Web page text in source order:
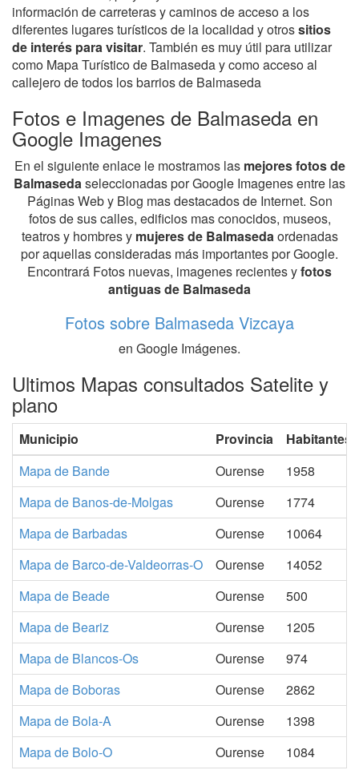
información de carreteras y caminos de acceso a los
diferentes lugares turísticos de la localidad y otrossitios
de interés para visitar. También es muy útil para utilizar
como Mapa Turístico de Balmaseda y como acceso al
callejero de todos los barrios de Balmaseda
Fotos e Imagenes de Balmaseda en
Google Imagenes
En el siguiente enlace le mostramos las mejores fotos de
Balmasedaseleccionadas por Google Imagenes entre las
Páginas Web y Blog mas destacados de Internet. Son
fotos de sus calles, edificios mas conocidos, museos,
teatros y hombres y mujeres de Balmasedaordenadas
por aquellas consideradas más importantes por Google.
Encontrará Fotos nuevas, imagenes recientes yfotos
antiguas de Balmaseda
Fotos sobre Balmaseda Vizcaya
en Google Imágenes.
Ultimos Mapas consultados Satelite y
plano
Municipio Provincia
Habitantes
Mapa de Bande
Ourense
1958
Mapa de Banos-de-Molgas
Ourense
1774
Mapa de Barbadas
Ourense
10064
Mapa de Barco-de-Valdeorras-O
Ourense
14052
Mapa de Beade
Ourense
500
Mapa de Beariz
Ourense
1205
Mapa de Blancos-Os
Ourense
974
Mapa de Boboras
Ourense
2862
Mapa de Bola-A
Ourense
1398
Mapa de Bolo-O
Ourense 1084